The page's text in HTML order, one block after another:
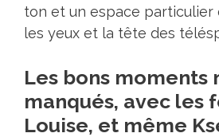
ton et un espace particulier
les yeux et la tête des
Les bons moments
manqués, avec les
Louise, et même